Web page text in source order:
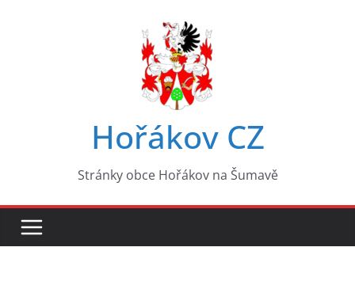
Hořákov CZ
Stránky obce Hořákov na Šumavě